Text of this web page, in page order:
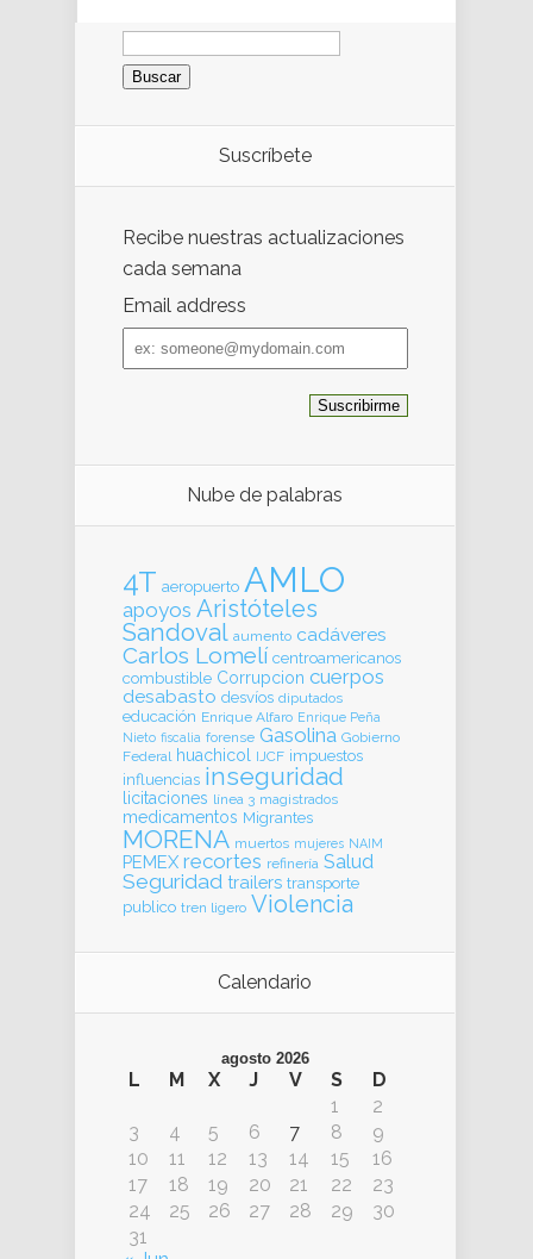
Buscar:
Suscríbete
Recibe nuestras actualizaciones
cada semana
Email address
Email
address
Nube de palabras
4T aeropuerto AMLO
apoyos Aristóteles
Sandoval aumento cadáveres
Carlos Lomelí centroamericanos
combustible Corrupcion cuerpos
desabasto desvíos diputados
educación Enrique Alfaro Enrique Peña
Nieto fiscalia forense Gasolina Gobierno
Federal huachicol IJCF impuestos
influencias inseguridad
licitaciones línea 3 magistrados
medicamentos Migrantes
MORENA muertos mujeres NAIM
PEMEX recortes refinería Salud
Seguridad trailers transporte
publico tren ligero Violencia
Calendario
agosto 2026
L M X J V S
D
1
2
3
4 5 6 7 8
9
10
11 12 13 14 15
16
17
18 19 20 21 22
23
24
25 26 27 28 29
30
31